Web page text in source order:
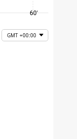
60'
GMT +00:00